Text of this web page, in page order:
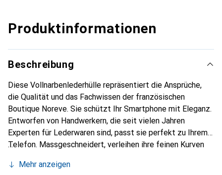
Produktinformationen
Beschreibung
Diese Vollnarbenlederhülle repräsentiert die Ansprüche,
die Qualität und das Fachwissen der französischen
Boutique Noreve. Sie schützt Ihr Smartphone mit Eleganz.
Entworfen von Handwerkern, die seit vielen Jahren
Experten für Lederwaren sind, passt sie perfekt zu Ihrem
Telefon. Massgeschneidert, verleihen ihre feinen Kurven
unverzichtbaren Accessoire Ihres Smartphones.
Mehr anzeigen